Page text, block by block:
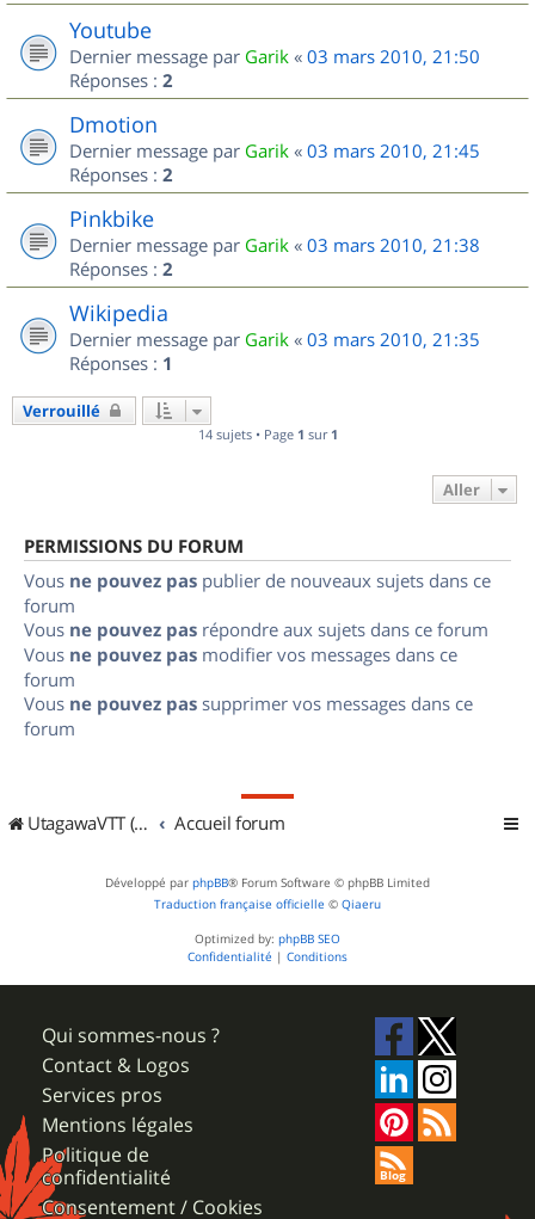
Youtube
Dernier message par Garik « 03 mars 2010, 21:50
Réponses : 2
Dmotion
Dernier message par Garik « 03 mars 2010, 21:45
Réponses : 2
Pinkbike
Dernier message par Garik « 03 mars 2010, 21:38
Réponses : 2
Wikipedia
Dernier message par Garik « 03 mars 2010, 21:35
Réponses : 1
Verrouillé
14 sujets • Page 1 sur 1
Aller
PERMISSIONS DU FORUM
Vous ne pouvez pas publier de nouveaux sujets dans ce
forum
Vous ne pouvez pas répondre aux sujets dans ce forum
Vous ne pouvez pas modifier vos messages dans ce
forum
Vous ne pouvez pas supprimer vos messages dans ce
forum
UtagawaVTT (Randos VTT et VTTAE avec traces GPS) Accueil forum
Développé par phpBB® Forum Software © phpBB Limited
Traduction française officielle © Qiaeru
Optimized by: phpBB SEO
Confidentialité | Conditions
Qui sommes-nous ?
Contact & Logos
Services pros
Mentions légales
Politique de
confidentialité
Consentement / Cookies